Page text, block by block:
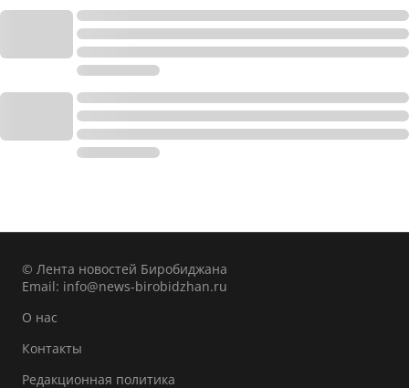
© Лента новостей Биробиджана
Email: info@news-birobidzhan.ru
О нас
Контакты
Редакционная политика